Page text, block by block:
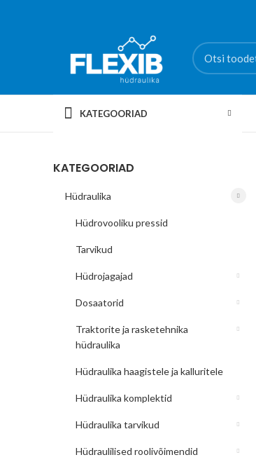
KATEGOORIAD
KATEGOORIAD
Hüdraulika
Hüdrovooliku pressid
Tarvikud
Hüdrojagajad
Dosaatorid
Traktorite ja rasketehnika
hüdraulika
Hüdraulika haagistele ja kalluritele
Hüdraulika komplektid
Hüdraulika tarvikud
Hüdraulilised roolivõimendid